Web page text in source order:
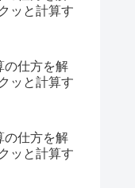
ッと計算す
の仕方を解
ッと計算す
の仕方を解
ッと計算す